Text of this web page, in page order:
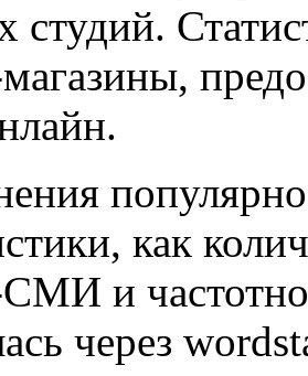
студий.
как
и
через